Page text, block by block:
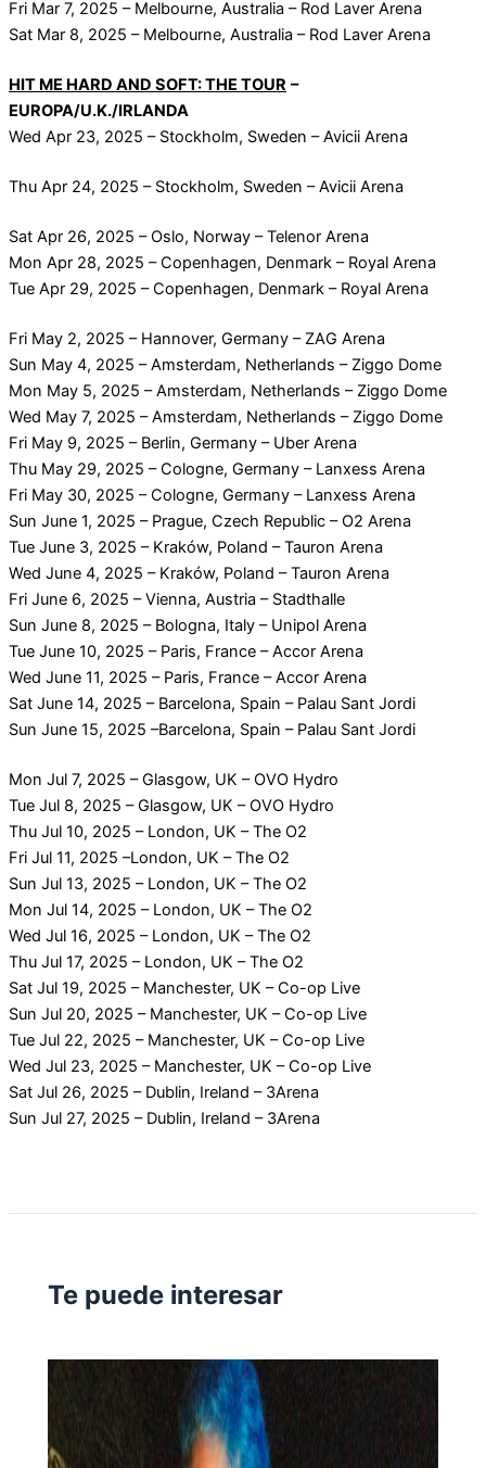
Fri Mar 7, 2025 – Melbourne, Australia – Rod Laver Arena
Sat Mar 8, 2025 – Melbourne, Australia – Rod Laver Arena
HIT ME HARD AND SOFT: THE TOUR –
EUROPA/U.K./IRLANDA
Wed Apr 23, 2025 – Stockholm, Sweden – Avicii Arena
Thu Apr 24, 2025 – Stockholm, Sweden – Avicii Arena
Sat Apr 26, 2025 – Oslo, Norway – Telenor Arena
Mon Apr 28, 2025 – Copenhagen, Denmark – Royal Arena
Tue Apr 29, 2025 – Copenhagen, Denmark – Royal Arena
Fri May 2, 2025 – Hannover, Germany – ZAG Arena
Sun May 4, 2025 – Amsterdam, Netherlands – Ziggo Dome
Mon May 5, 2025 – Amsterdam, Netherlands – Ziggo Dome
Wed May 7, 2025 – Amsterdam, Netherlands – Ziggo Dome
Fri May 9, 2025 – Berlin, Germany – Uber Arena
Thu May 29, 2025 – Cologne, Germany – Lanxess Arena
Fri May 30, 2025 – Cologne, Germany – Lanxess Arena
Sun June 1, 2025 – Prague, Czech Republic – O2 Arena
Tue June 3, 2025 – Kraków, Poland – Tauron Arena
Wed June 4, 2025 – Kraków, Poland – Tauron Arena
Fri June 6, 2025 – Vienna, Austria – Stadthalle
Sun June 8, 2025 – Bologna, Italy – Unipol Arena
Tue June 10, 2025 – Paris, France – Accor Arena
Wed June 11, 2025 – Paris, France – Accor Arena
Sat June 14, 2025 – Barcelona, Spain – Palau Sant Jordi
Sun June 15, 2025 –Barcelona, Spain – Palau Sant Jordi
Mon Jul 7, 2025 – Glasgow, UK – OVO Hydro
Tue Jul 8, 2025 – Glasgow, UK – OVO Hydro
Thu Jul 10, 2025 – London, UK – The O2
Fri Jul 11, 2025 –London, UK – The O2
Sun Jul 13, 2025 – London, UK – The O2
Mon Jul 14, 2025 – London, UK – The O2
Wed Jul 16, 2025 – London, UK – The O2
Thu Jul 17, 2025 – London, UK – The O2
Sat Jul 19, 2025 – Manchester, UK – Co-op Live
Sun Jul 20, 2025 – Manchester, UK – Co-op Live
Tue Jul 22, 2025 – Manchester, UK – Co-op Live
Wed Jul 23, 2025 – Manchester, UK – Co-op Live
Sat Jul 26, 2025 – Dublin, Ireland – 3Arena
Sun Jul 27, 2025 – Dublin, Ireland – 3Arena
Te puede interesar